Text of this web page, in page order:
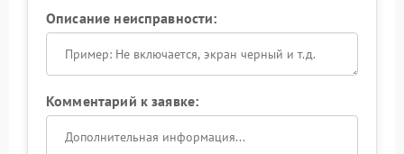
Описание неисправности:
Комментарий к заявке: